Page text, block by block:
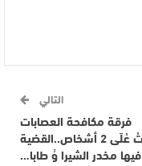
التالي
فرقة مكافحة العصابات
قَرْقْبَاتْ عْلَى 2 أشخاص..القضية
فيها مخدر الشيرا وُ طابا…